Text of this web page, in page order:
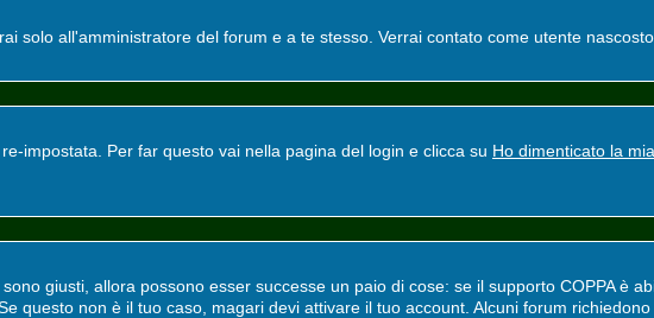
solo all'amministratore del forum e a te stesso. Verrai contato come utente nascosto.
impostata. Per far questo vai nella pagina del login e clicca su Ho dimenticato la
giusti, allora possono esser successe un paio di cose: se il supporto COPPA è
questo non è il tuo caso, magari devi attivare il tuo account. Alcuni forum